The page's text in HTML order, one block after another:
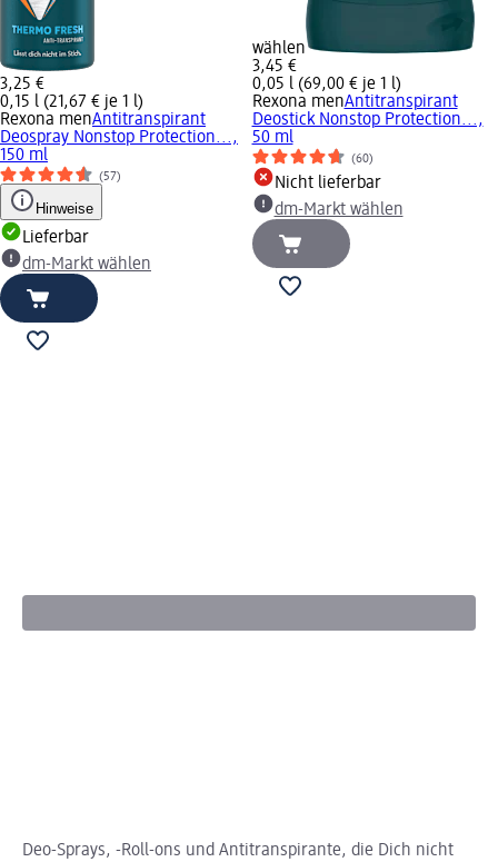
3,25 €
0,15 l (21,67 € je 1 l)
Rexona menAntitranspirant
Deospray Nonstop Protection...,
150 ml
(57)
Hinweise
Lieferbar
dm-Markt wählen
wählen
3,45 €
0,05 l (69,00 € je 1 l)
Rexona menAntitranspirant
Deostick Nonstop Protection...,
50 ml
(60)
Nicht lieferbar
dm-Markt wählen
Deo-Sprays, -Roll-ons und Antitranspirante, die Dich nicht